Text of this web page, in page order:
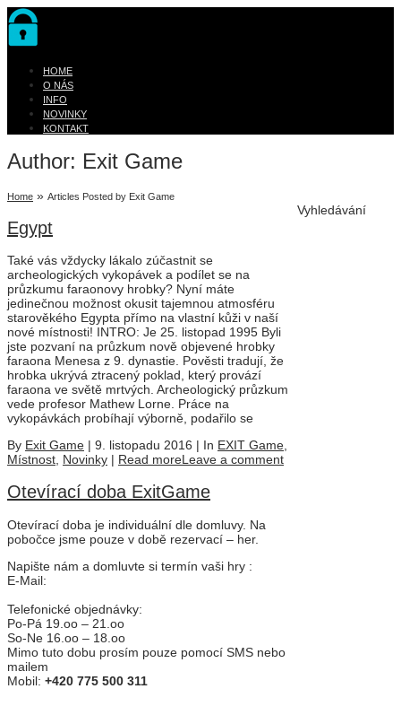
HOME
O NÁS
INFO
NOVINKY
KONTAKT
Author: Exit Game
Home » Articles Posted by Exit Game
Egypt
Také vás vždycky lákalo zúčastnit se
archeologických vykopávek a podílet se na
průzkumu faraonovy hrobky? Nyní máte
jedinečnou možnost okusit tajemnou atmosféru
starověkého Egypta přímo na vlastní kůži v naší
nové místnosti! INTRO: Je 25. listopad 1995 Byli
jste pozvaní na průzkum nově objevené hrobky
faraona Menesa z 9. dynastie. Pověsti tradují, že
hrobka ukrývá ztracený poklad, který provází
faraona ve světě mrtvých. Archeologický průzkum
vede profesor Mathew Lorne. Práce na
vykopávkách probíhají výborně, podařilo se
By Exit Game | 9. listopadu 2016 | In EXIT Game,
Místnost, Novinky | Read moreLeave a comment
Otevírací doba ExitGame
Otevírací doba je individuální dle domluvy. Na
pobočce jsme pouze v době rezervací – her.
Napište nám a domluvte si termín vaši hry :
E-Mail:
Telefonické objednávky:
Po-Pá 19.oo – 21.oo
So-Ne 16.oo – 18.oo
Mimo tuto dobu prosím pouze pomocí SMS nebo
mailem
Mobil: +420 775 500 311
Vyhledávání